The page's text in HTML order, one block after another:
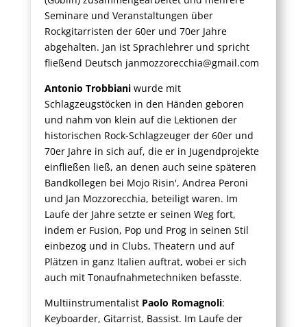
Seminare und Veranstaltungen über
Rockgitarristen der 60er und 70er Jahre
abgehalten. Jan ist Sprachlehrer und spricht
fließend Deutsch janmozzorecchia@gmail.com
Antonio Trobbianiwurde mit
Schlagzeugstöcken in den Händen geboren
und nahm von klein auf die Lektionen der
historischen Rock-Schlagzeuger der 60er und
70er Jahre in sich auf, die er in Jugendprojekte
einfließen ließ, an denen auch seine späteren
Bandkollegen bei Mojo Risin', Andrea Peroni
und Jan Mozzorecchia, beteiligt waren. Im
Laufe der Jahre setzte er seinen Weg fort,
indem er Fusion, Pop und Prog in seinen Stil
einbezog und in Clubs, Theatern und auf
Plätzen in ganz Italien auftrat, wobei er sich
auch mit Tonaufnahmetechniken befasste.
Multiinstrumentalist Paolo Romagnoli:
Keyboarder, Gitarrist, Bassist. Im Laufe der